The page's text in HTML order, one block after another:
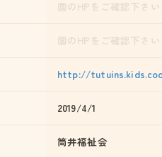
http://
2019/4/1
筒井福祉会